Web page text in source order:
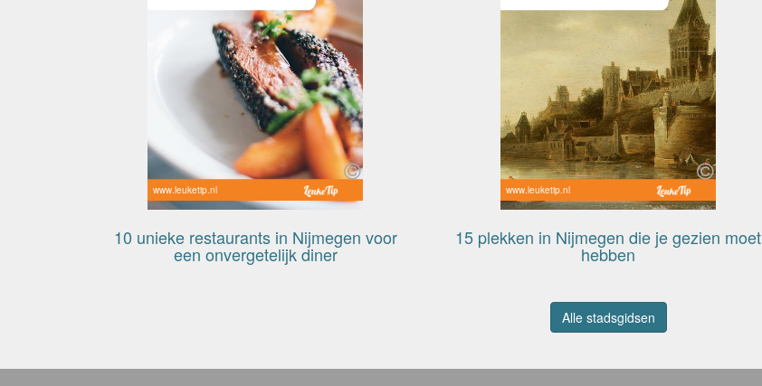
www.leuketip.nl
10 unieke restaurants in Nijmegen voor
een onvergetelijk diner
www.leuketip.nl
15 plekken in Nijmegen die je gezien moet
hebben
Alle stadsgidsen